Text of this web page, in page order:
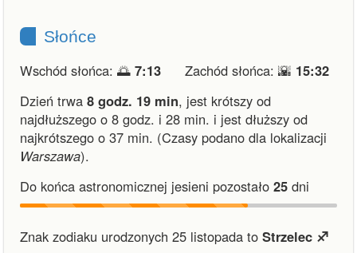
Słońce
Wschód słońca: 🌅 7:13 Zachód słońca: 🌇 15:32
Dzień trwa 8 godz. 19 min, jest krótszy od
najdłuższego o 8 godz. i 28 min. i jest dłuższy od
najkrótszego o 37 min. (Czasy podano dla lokalizacji
Warszawa).
Do końca astronomicznej jesieni pozostało 25 dni
Znak zodiaku urodzonych 25 listopada to Strzelec ♐︎